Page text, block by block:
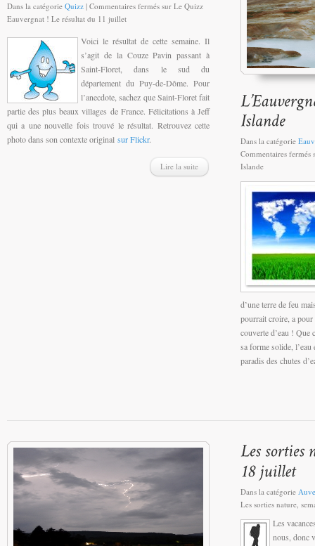
Dans la catégorie Quizz | Commentaires fermés sur Le Quizz
Eauvergnat ! Le résultat du 11 juillet
Voici le résultat de cette semaine. Il
s’agit de la Couze Pavin passant à
Saint-Floret, dans le sud du
département du Puy-de-Dôme. Pour
l’anecdote, sachez que Saint-Floret fait
partie des plus beaux villages de France. Félicitations à Jeff
qui a une nouvelle fois trouvé le résultat. Retrouvez cette
photo dans son contexte original sur Flickr.
Lire la suite
Dans la catégorie
Commentaires fermés
Islande
d’une terre de feu
pourrait croire, a pour
couverte d’eau !
sa forme solide, l’eau
paradis des chutes
Dans la catégorie
Les sorties nature,
Les
nous, donc